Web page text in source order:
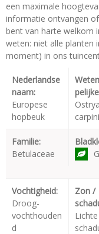
een maximale
informatie ontvangen
bent van harte welkom
weten: niet alle planten
moment) in ons
Nederlandse
naam:
Europese
hopbeuk
Ostrya
Familie:
Betulaceae
Vochtigheid:
Droog-
vochthouden
d
Zon /
Lichte